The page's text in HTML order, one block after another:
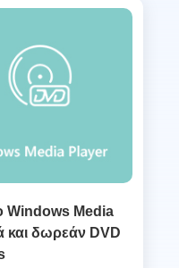
Windows Media
και δωρεάν DVD